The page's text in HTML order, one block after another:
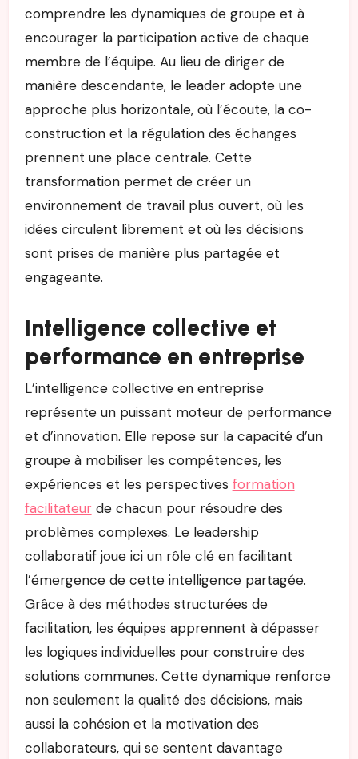
comprendre les dynamiques de groupe et à
encourager la participation active de chaque
membre de l’équipe. Au lieu de diriger de
manière descendante, le leader adopte une
approche plus horizontale, où l’écoute, la co-
construction et la régulation des échanges
prennent une place centrale. Cette
transformation permet de créer un
environnement de travail plus ouvert, où les
idées circulent librement et où les décisions
sont prises de manière plus partagée et
engageante.
Intelligence collective et
performance en entreprise
L’intelligence collective en entreprise
représente un puissant moteur de performance
et d’innovation. Elle repose sur la capacité d’un
groupe à mobiliser les compétences, les
expériences et les perspectives formation
facilitateurde chacun pour résoudre des
problèmes complexes. Le leadership
collaboratif joue ici un rôle clé en facilitant
l’émergence de cette intelligence partagée.
Grâce à des méthodes structurées de
facilitation, les équipes apprennent à dépasser
les logiques individuelles pour construire des
solutions communes. Cette dynamique renforce
non seulement la qualité des décisions, mais
aussi la cohésion et la motivation des
collaborateurs, qui se sentent davantage